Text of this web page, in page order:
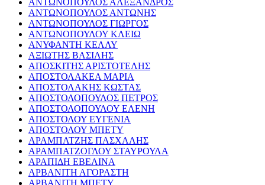
ΑΝΤΩΝΟΠΟΥΛΟΣ ΑΛΕΞΑΝΔΡΟΣ
ΑΝΤΩΝΟΠΟΥΛΟΣ ΑΝΤΩΝΗΣ
ΑΝΤΩΝΟΠΟΥΛΟΣ ΓΙΩΡΓΟΣ
ΑΝΤΩΝΟΠΟΥΛΟΥ ΚΛΕΙΩ
ΑΝΥΦΑΝΤΗ ΚΕΛΛΥ
ΑΞΙΩΤΗΣ ΒΑΣΙΛΗΣ
ΑΠΟΣΚΙΤΗΣ ΑΡΙΣΤΟΤΕΛΗΣ
ΑΠΟΣΤΟΛΑΚΕΑ ΜΑΡΙΑ
ΑΠΟΣΤΟΛΑΚΗΣ ΚΩΣΤΑΣ
ΑΠΟΣΤΟΛΟΠΟΥΛΟΣ ΠΕΤΡΟΣ
ΑΠΟΣΤΟΛΟΠΟΥΛΟΥ ΕΛΕΝΗ
ΑΠΟΣΤΟΛΟΥ ΕΥΓΕΝΙΑ
ΑΠΟΣΤΟΛΟΥ ΜΠΕΤΥ
ΑΡΑΜΠΑΤΖΗΣ ΠΑΣΧΑΛΗΣ
ΑΡΑΜΠΑΤΖΟΓΛΟΥ ΣΤΑΥΡΟΥΛΑ
ΑΡΑΠΙΔΗ ΕΒΕΛΙΝΑ
ΑΡΒΑΝΙΤΗ ΑΓΟΡΑΣΤΗ